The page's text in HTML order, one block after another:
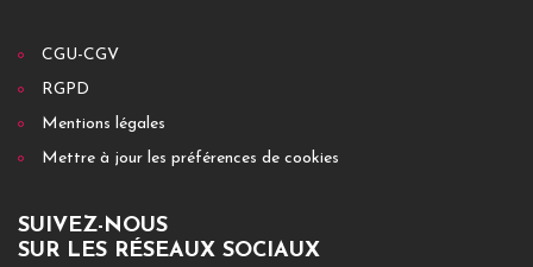
CGU-CGV
RGPD
Mentions légales
Mettre à jour les préférences de cookies
SUIVEZ-NOUS
SUR LES RÉSEAUX SOCIAUX